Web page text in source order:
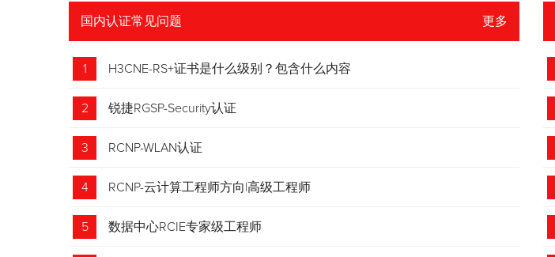
国内认证常见问题 更多
1 H3CNE-RS+证书是什么级别？包含什么内容
2 锐捷RGSP-Security认证
3 RCNP-WLAN认证
4 RCNP-云计算工程师方向|高级工程师
5 数据中心RCIE专家级工程师